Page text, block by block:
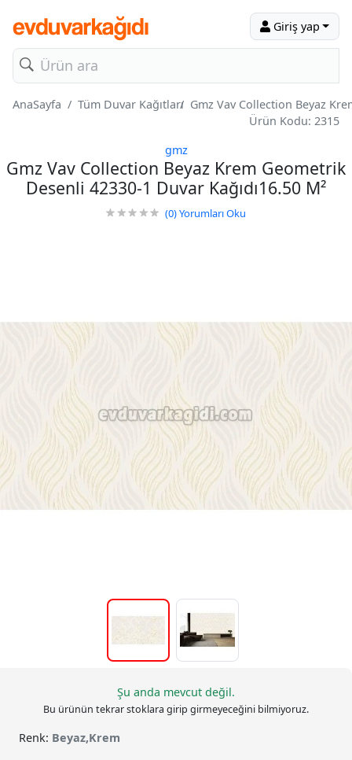
Giriş yap
AnaSayfa Tüm Duvar Kağıtları Gmz Vav Collection Beyaz
Ürün Kodu: 2315
gmz
Gmz Vav Collection Beyaz Krem Geometrik
Desenli 42330-1 Duvar Kağıdı16.50 M²
(0)Yorumları Oku
Şu anda mevcut değil.
Bu ürünün tekrar stoklara girip girmeyeceğini bilmiyoruz.
Renk: Beyaz,Krem